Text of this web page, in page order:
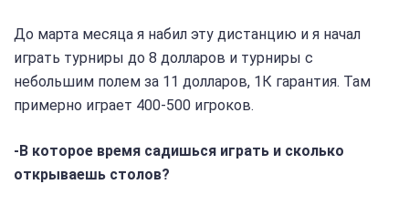
До марта месяца я набил эту дистанцию и я начал
играть турниры до 8 долларов и турниры с
небольшим полем за 11 долларов, 1К гарантия. Там
примерно играет 400-500 игроков.
-В которое время садишься играть и сколько
открываешь столов?